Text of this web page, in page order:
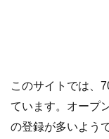
支
い
に
このサイトでは、
ています。オープ
の登録が多いよう